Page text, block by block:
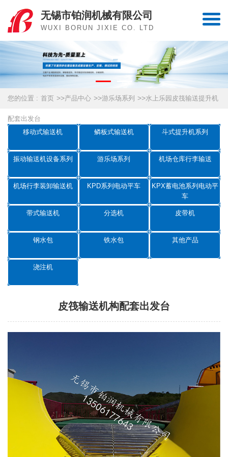
无锡市铂润机械有限公司
WUXI BORUN JIXIE CO. LTD
您的位置 : 首页 >>产品中心 >>游乐场系列 >>水上乐园皮筏输送提升机
配套出发台
移动式输送机
鳞板式输送机 斗式提升机系列
振动输送机设备系列 游乐场系列 机场仓库行李输送
机场行李装卸输送机 KPD系列电动平车
KPX蓄电池系列电动平
车
带式输送机 分选机 皮带机
钢水包 铁水包 其他产品
浇注机
皮筏输送机构配套出发台